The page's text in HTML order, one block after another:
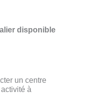
disponible
un centre
à